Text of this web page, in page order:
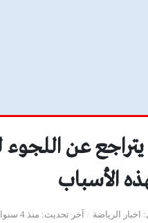
يتراجع عن
الأسباب
اخبار الرياضة آخر تحديث منذ 4 سنوات